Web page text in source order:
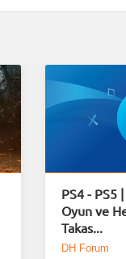
PS4 - PS5
Oyun ve
Takas...
DH Forum